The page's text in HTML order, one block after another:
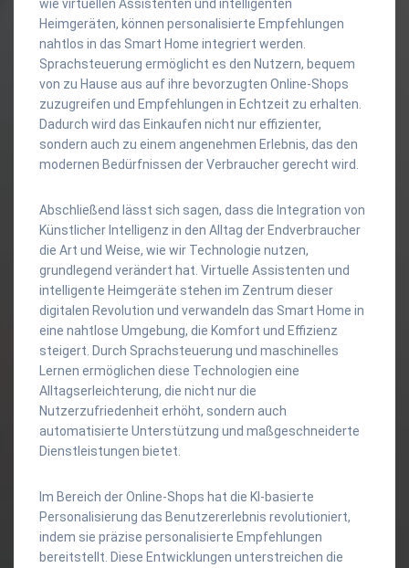
wie virtuellen Assistenten und intelligenten
Heimgeräten, können personalisierte Empfehlungen
nahtlos in das Smart Home integriert werden.
Sprachsteuerung ermöglicht es den Nutzern, bequem
von zu Hause aus auf ihre bevorzugten Online-Shops
zuzugreifen und Empfehlungen in Echtzeit zu erhalten.
Dadurch wird das Einkaufen nicht nur effizienter,
sondern auch zu einem angenehmen Erlebnis, das den
modernen Bedürfnissen der Verbraucher gerecht wird.
Abschließend lässt sich sagen, dass die Integration von
Künstlicher Intelligenz in den Alltag der Endverbraucher
die Art und Weise, wie wir Technologie nutzen,
grundlegend verändert hat. Virtuelle Assistenten und
intelligente Heimgeräte stehen im Zentrum dieser
digitalen Revolution und verwandeln das Smart Home in
eine nahtlose Umgebung, die Komfort und Effizienz
steigert. Durch Sprachsteuerung und maschinelles
Lernen ermöglichen diese Technologien eine
Alltagserleichterung, die nicht nur die
Nutzerzufriedenheit erhöht, sondern auch
automatisierte Unterstützung und maßgeschneiderte
Dienstleistungen bietet.
Im Bereich der Online-Shops hat die KI-basierte
Personalisierung das Benutzererlebnis revolutioniert,
indem sie präzise personalisierte Empfehlungen
bereitstellt. Diese Entwicklungen unterstreichen die